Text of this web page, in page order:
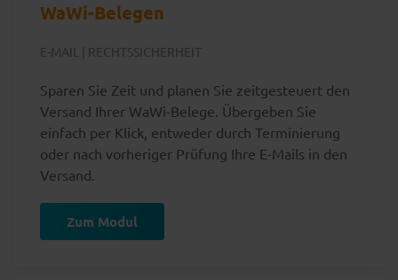
WaWi-Belegen
E-MAIL | RECHTSSICHERHEIT
Sparen Sie Zeit und planen Sie zeitgesteuert den
Versand Ihrer WaWi-Belege. Übergeben Sie
einfach per Klick, entweder durch Terminierung
oder nach vorheriger Prüfung Ihre E-Mails in den
Versand.
Zum Modul